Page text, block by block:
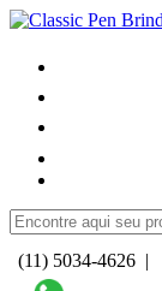
(11) 5034-4626 |